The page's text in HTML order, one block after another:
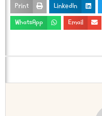
LinkedIn
Print
Email
WhatsApp